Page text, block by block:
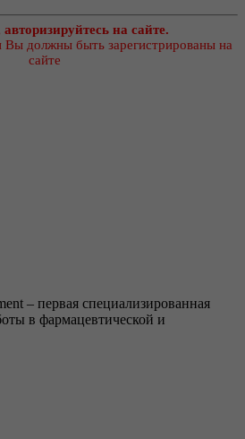
на сайте.
Вы должны быть зарегистрированы на
сайте
– первая специализированная
в фармацевтической и